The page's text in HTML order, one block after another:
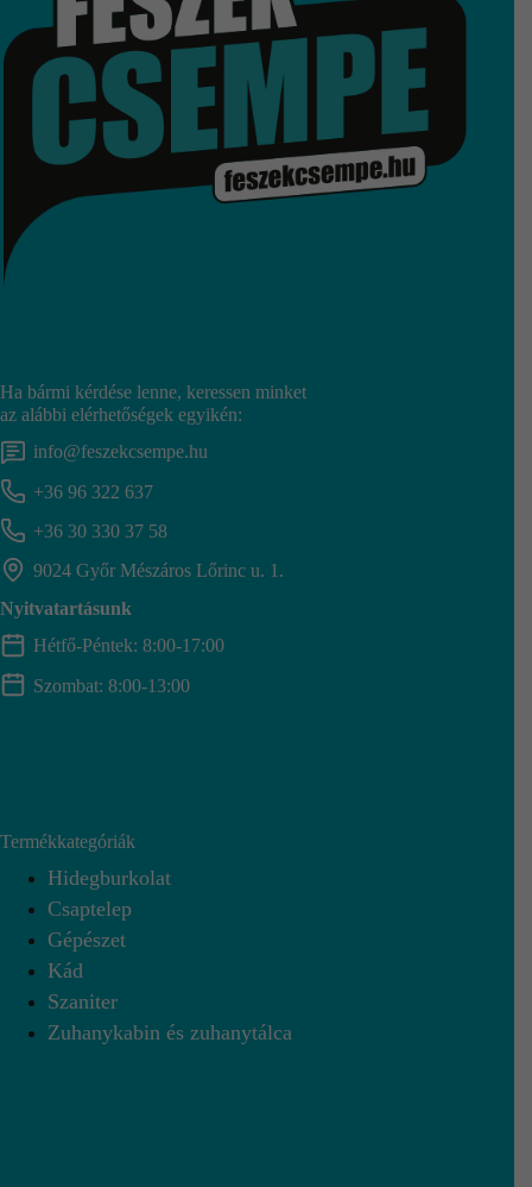
Ha bármi kérdése lenne, keressen minket
az alábbi elérhetőségek egyikén:
info@feszekcsempe.hu
+36 96 322 637
+36 30 330 37 58
9024 Győr Mészáros Lőrinc u. 1.
Nyitvatartásunk
Hétfő-Péntek: 8:00-17:00
Szombat: 8:00-13:00
Termékkategóriák
Hidegburkolat
Csaptelep
Gépészet
Kád
Szaniter
Zuhanykabin és zuhanytálca